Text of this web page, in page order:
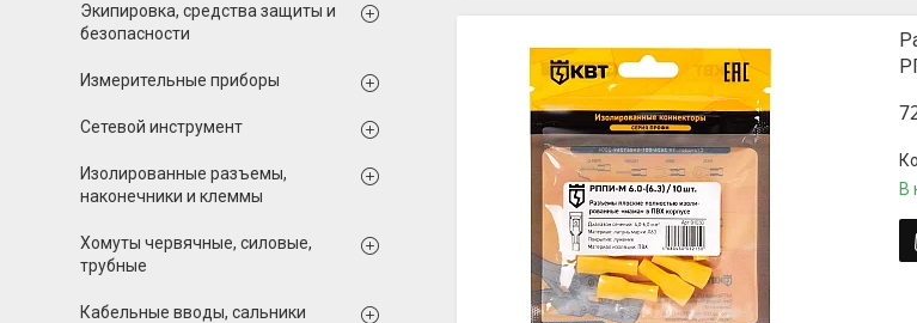
В
Экипировка, средства защиты и
безопасности
Измерительные приборы
Сетевой инструмент
Изолированные разъемы,
наконечники и клеммы
Хомуты червячные, силовые,
трубные
Кабельные вводы, сальники